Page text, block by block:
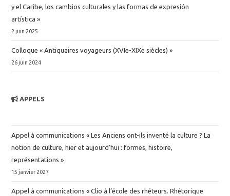
y el Caribe, los cambios culturales y las formas de expresión
artística »
2 juin 2025
Colloque « Antiquaires voyageurs (XVIe-XIXe siècles) »
26 juin 2024
APPELS
Appel à communications « Les Anciens ont-ils inventé la culture ? La
notion de culture, hier et aujourd’hui : formes, histoire,
représentations »
15 janvier 2027
Appel à communications « Clio à l’école des rhéteurs. Rhétorique